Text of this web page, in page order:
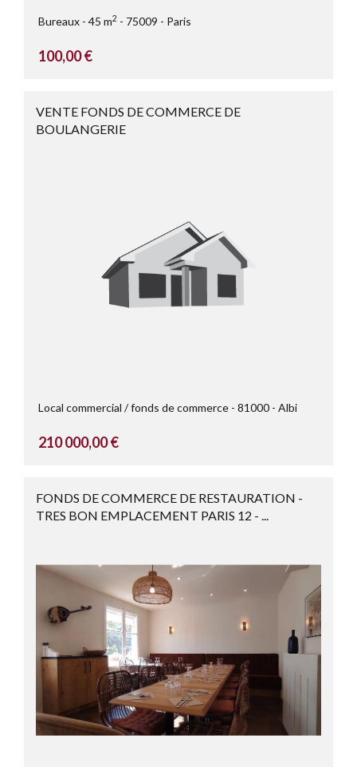
Bureaux 45 m2 75009 Paris
100,00 €
VENTE FONDS DE COMMERCE DE
BOULANGERIE
Local commercial / fonds de commerce 81000 Albi
210 000,00 €
FONDS DE COMMERCE DE RESTAURATION -
TRES BON EMPLACEMENT PARIS 12 - ...